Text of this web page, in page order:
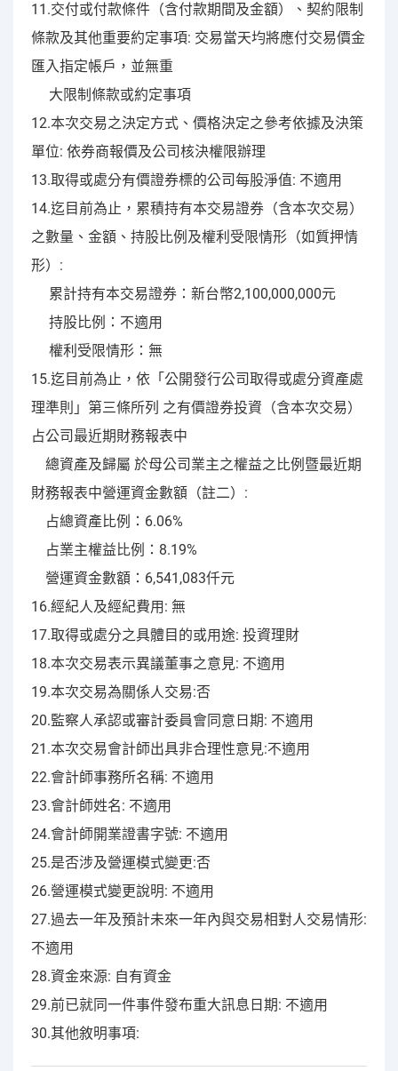
11.交付或付款條件（含付款期間及金額）、契約限制
條款及其他重要約定事項: 交易當天均將應付交易價金
匯入指定帳戶，並無重
大限制條款或約定事項
12.本次交易之決定方式、價格決定之參考依據及決策
單位: 依券商報價及公司核決權限辦理
13.取得或處分有價證券標的公司每股淨值: 不適用
14.迄目前為止，累積持有本交易證券（含本次交易）
之數量、金額、持股比例及權利受限情形（如質押情
形）:
累計持有本交易證券：新台幣2,100,000,000元
持股比例：不適用
權利受限情形：無
15.迄目前為止，依「公開發行公司取得或處分資產處
理準則」第三條所列 之有價證券投資（含本次交易）
占公司最近期財務報表中
總資產及歸屬 於母公司業主之權益之比例暨最近期
財務報表中營運資金數額（註二）:
占總資產比例：6.06%
占業主權益比例：8.19%
營運資金數額：6,541,083仟元
16.經紀人及經紀費用: 無
17.取得或處分之具體目的或用途: 投資理財
18.本次交易表示異議董事之意見: 不適用
19.本次交易為關係人交易:否
20.監察人承認或審計委員會同意日期: 不適用
21.本次交易會計師出具非合理性意見:不適用
22.會計師事務所名稱: 不適用
23.會計師姓名: 不適用
24.會計師開業證書字號: 不適用
25.是否涉及營運模式變更:否
26.營運模式變更說明: 不適用
27.過去一年及預計未來一年內與交易相對人交易情形:
不適用
28.資金來源: 自有資金
29.前已就同一件事件發布重大訊息日期: 不適用
30.其他敘明事項: